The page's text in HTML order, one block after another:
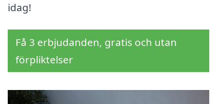
idag!
Få 3 erbjudanden, gratis och utan
förpliktelser